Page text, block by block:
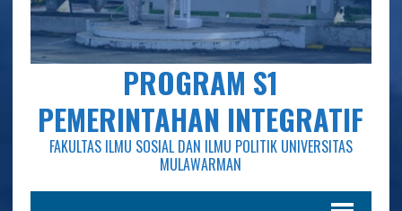
PROGRAM S1
PEMERINTAHAN INTEGRATIF
FAKULTAS ILMU SOSIAL DAN ILMU POLITIK UNIVERSITAS
MULAWARMAN